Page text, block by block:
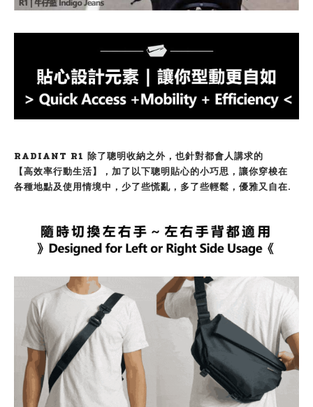
RADIANT R1 除了聰明收納之外，也針對都會人講求的
【高效率行動生活】，加了以下聰明貼心的小巧思，讓你穿梭在
各種地點及使用情境中，少了些慌亂，多了些輕鬆，優雅又自在.